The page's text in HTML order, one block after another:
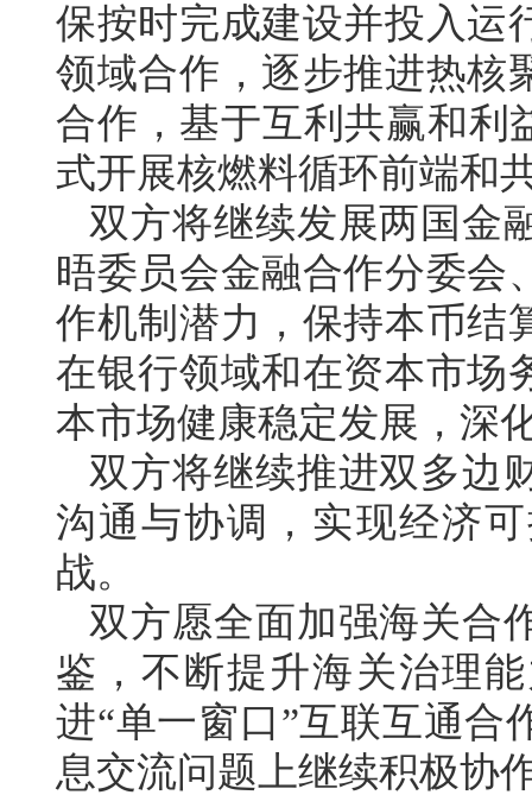
保按时完成建设并投入运
领域合作，逐步推进热核
合作，基于互利共赢和利
式开展核燃料循环前端和
双方将继续发展两国金
晤委员会金融合作分委会
作机制潜力，保持本币结
在银行领域和在资本市场
本市场健康稳定发展，深
双方将继续推进双多边
沟通与协调，实现经济
战。
双方愿全面加强海关合
鉴，不断提升海关治理
进“单一窗口”互联互通合
息交流问题上继续积极协